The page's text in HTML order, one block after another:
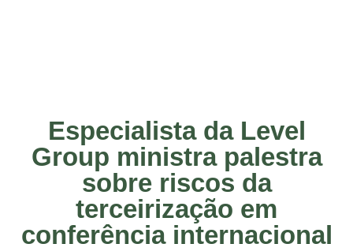
Especialista da Level
Group ministra palestra
sobre riscos da
terceirização em
conferência internacional